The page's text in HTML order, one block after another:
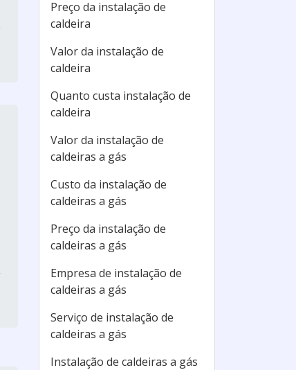
Preço da instalação de
caldeira
Valor da instalação de
caldeira
Quanto custa instalação de
caldeira
Valor da instalação de
caldeiras a gás
Custo da instalação de
caldeiras a gás
Preço da instalação de
caldeiras a gás
Empresa de instalação de
caldeiras a gás
Serviço de instalação de
caldeiras a gás
Instalação de caldeiras a gás